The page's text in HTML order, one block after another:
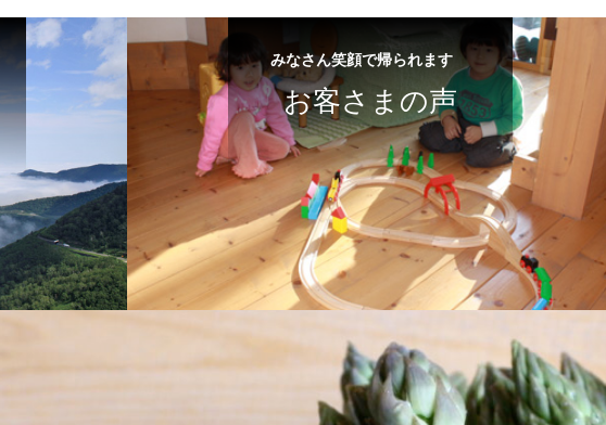
みなさん笑顔で帰られます
お客さまの声